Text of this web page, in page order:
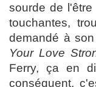
sourde de
touchantes,
demandé à
Your Love
Ferry, ça en
conséquent,